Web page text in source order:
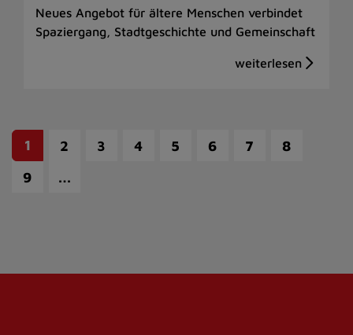
Neues Angebot für ältere Menschen verbindet
Spaziergang, Stadtgeschichte und Gemeinschaft
1 2 3 4 5 6 7
8
9
…